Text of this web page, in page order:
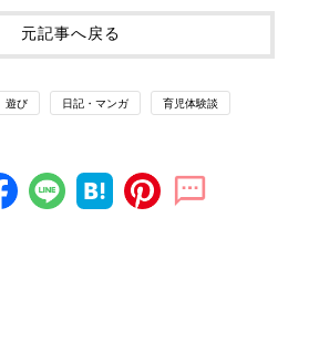
元記事へ戻る
遊び 日記・マンガ 育児体験談